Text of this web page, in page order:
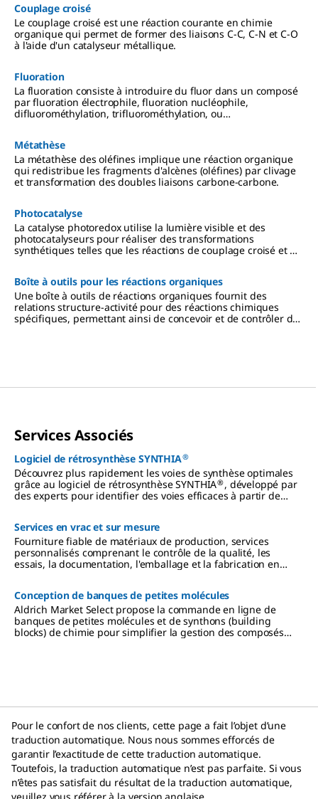
Couplage croisé
Le couplage croisé est une réaction courante en chimie
organique qui permet de former des liaisons C-C, C-N et C-O
à l'aide d'un catalyseur métallique.
Fluoration
La fluoration consiste à introduire du fluor dans un composé
par fluoration électrophile, fluoration nucléophile,
difluorométhylation, trifluorométhylation, ou
Métathèse
La métathèse des oléfines implique une réaction organique
qui redistribue les fragments d'alcènes (oléfines) par clivage
et transformation des doubles liaisons carbone-carbone.
Photocatalyse
La catalyse photoredox utilise la lumière visible et des
photocatalyseurs pour réaliser des transformations
synthétiques telles que les réactions de couplage croisé et de
Boîte à outils pour les réactions organiques
Une boîte à outils de réactions organiques fournit des
relations structure-activité pour des réactions chimiques
spécifiques, permettant ainsi de concevoir et de contrôler de
Services Associés
Logiciel de rétrosynthèse SYNTHIA®
Découvrez plus rapidement les voies de synthèse optimales
grâce au logiciel de rétrosynthèse SYNTHIA®, développé par
des experts pour identifier des voies efficaces à partir de
Services en vrac et sur mesure
Fourniture fiable de matériaux de production, services
personnalisés comprenant le contrôle de la qualité, les
essais, la documentation, l'emballage et la fabrication en
Conception de banques de petites molécules
Aldrich Market Select propose la commande en ligne de
banques de petites molécules et de synthons (building
blocks) de chimie pour simplifier la gestion des composés
Pour le confort de nos clients, cette page a fait l’objet d’une
traduction automatique. Nous nous sommes efforcés de
garantir l’exactitude de cette traduction automatique.
Toutefois, la traduction automatique n’est pas parfaite. Si vous
n’êtes pas satisfait du résultat de la traduction automatique,